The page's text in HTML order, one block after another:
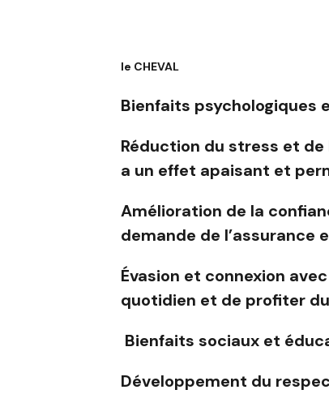
le CHEVAL
Bienfaits psychologiques
Réduction du stress et
a un effet apaisant et
Amélioration de la
demande de l’assurance
Évasion et connexion
quotidien et de profiter
Bienfaits sociaux et
Développement du